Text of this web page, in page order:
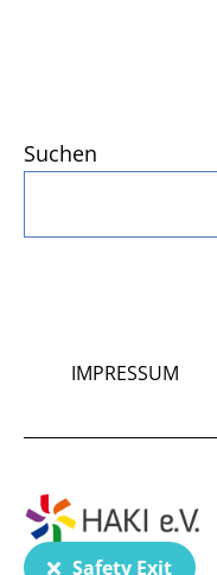
Safety Exit
Suchen
IMPRESSUM